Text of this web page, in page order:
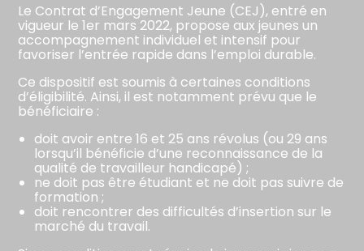
Le Contrat d’Engagement Jeune (CEJ), entré en
vigueur le 1er mars 2022, propose aux jeunes un
accompagnement individuel et intensif pour
favoriser l’entrée rapide dans l’emploi durable.
Ce dispositif est soumis à certaines conditions
d’éligibilité. Ainsi, il est notamment prévu que le
bénéficiaire :
doit avoir entre 16 et 25 ans révolus (ou 29 ans
lorsqu’il bénéficie d’une reconnaissance de la
qualité de travailleur handicapé) ;
ne doit pas être étudiant et ne doit pas suivre de
formation ;
doit rencontrer des difficultés d’insertion sur le
marché du travail.